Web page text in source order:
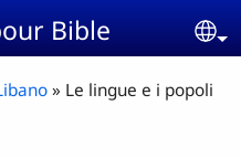
Bible
Le lingue e i popoli